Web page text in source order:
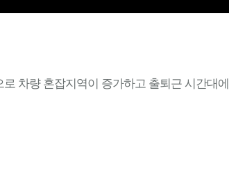
차량 혼잡지역이 증가하고 출퇴근 시간대에